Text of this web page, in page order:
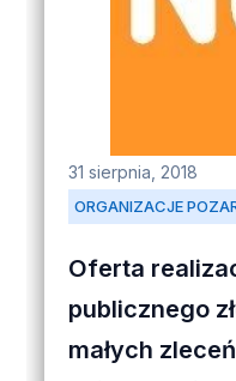
ORGANIZACJE
31 sierpnia, 2018
Oferta
publicznego
małych